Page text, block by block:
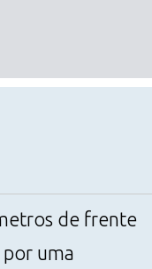
de frente
uma